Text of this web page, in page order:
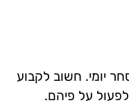
יומי. חשוב לקבוע
על פיהם.